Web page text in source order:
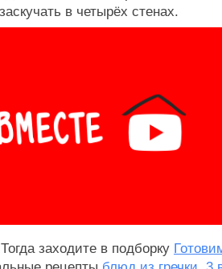
в четырёх стенах.
заходите в подборку